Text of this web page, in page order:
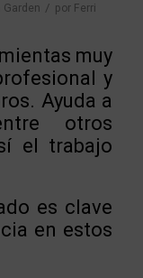
Garden / por Ferri
muy
y
Ayuda a
otros
el trabajo
es clave
en estos